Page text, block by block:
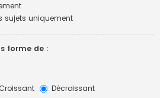
sujets uniquement
forme de :
Décroissant